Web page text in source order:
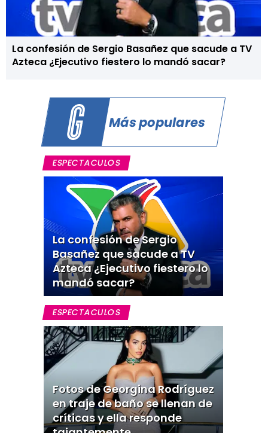
La confesión de Sergio Basañez que sacude a TV
Azteca ¿Ejecutivo fiestero lo mandó sacar?
Más populares
ESPECTACULOS
La confesión de Sergio
Basañez que sacude a TV
Azteca ¿Ejecutivo fiestero lo
mandó sacar?
ESPECTACULOS
Fotos de Georgina Rodríguez
en traje de baño se llenan de
críticas y ella responde